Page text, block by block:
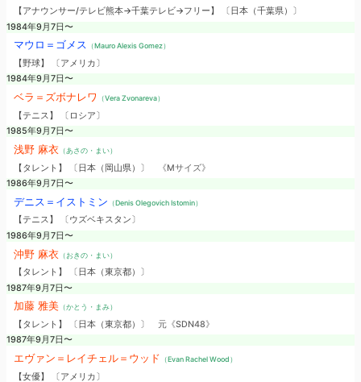
【アナウンサー/テレビ熊本→千葉テレビ→フリー】 〔日本（千葉県）〕
1984年9月7日〜
マウロ＝ゴメス （Mauro Alexis Gomez）
【野球】 〔アメリカ〕
1984年9月7日〜
ベラ＝ズボナレワ （Vera Zvonareva）
【テニス】 〔ロシア〕
1985年9月7日〜
浅野 麻衣（あさの・まい）
【タレント】 〔日本（岡山県）〕
《Mサイズ》
1986年9月7日〜
デニス＝イストミン （Denis Olegovich Istomin）
【テニス】 〔ウズベキスタン〕
1986年9月7日〜
沖野 麻衣（おきの・まい）
【タレント】 〔日本（東京都）〕
1987年9月7日〜
加藤 雅美（かとう・まみ）
【タレント】 〔日本（東京都）〕 元《SDN48》
1987年9月7日〜
エヴァン＝レイチェル＝ウッド （Evan Rachel Wood）
【女優】 〔アメリカ〕